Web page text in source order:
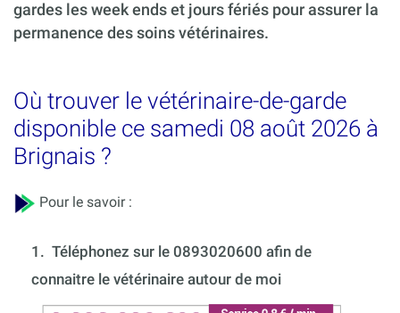
gardes les week ends et jours fériés pour assurer la
permanence des soins vétérinaires.
Où trouver le vétérinaire-de-garde
disponible ce samedi 08 août 2026 à
Brignais ?
Pour le savoir :
1. Téléphonez sur le 0893020600 afin de
connaitre le vétérinaire autour de moi